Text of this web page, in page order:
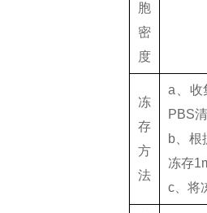
胞
密
度
冻
存
方
法
a、收
PBS
b、根
冻存
c、将